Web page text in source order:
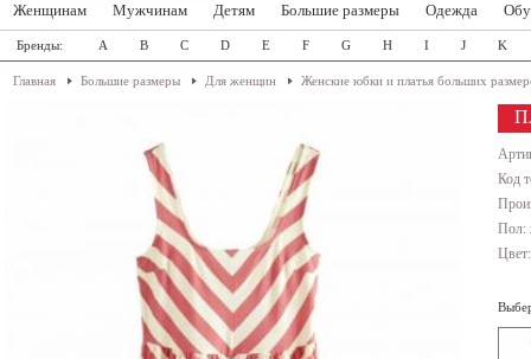
Женщинам Мужчинам Детям Большие размеры Одежда
Бренды: A B C D E F G H I J K
Главная Большие размеры Для женщин Женские юбки и платья больших
Код
Пол: